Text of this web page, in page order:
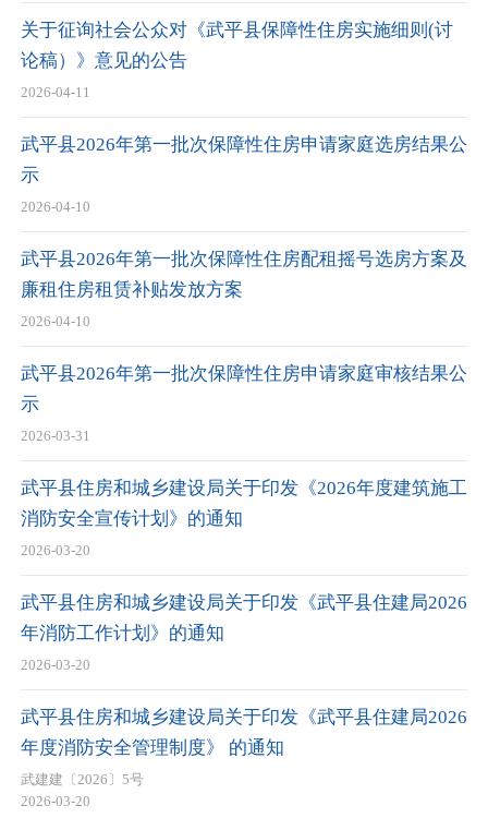
关于征询社会公众对《武平县保障性住房实施细则(讨
论稿）》意见的公告
2026-04-11
武平县2026年第一批次保障性住房申请家庭选房结果公
示
2026-04-10
武平县2026年第一批次保障性住房配租摇号选房方案及
廉租住房租赁补贴发放方案
2026-04-10
武平县2026年第一批次保障性住房申请家庭审核结果公
示
2026-03-31
武平县住房和城乡建设局关于印发《2026年度建筑施工
消防安全宣传计划》的通知
2026-03-20
武平县住房和城乡建设局关于印发《武平县住建局2026
年消防工作计划》的通知
2026-03-20
武平县住房和城乡建设局关于印发《武平县住建局2026
年度消防安全管理制度》 的通知
武建建〔2026〕5号
2026-03-20